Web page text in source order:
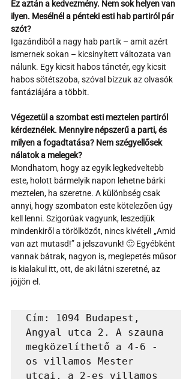
Ez aztán a kedvezmény. Nem sok helyen van
ilyen. Mesélnél a pénteki esti hab partiról pár
szót?
Igazándiból a nagy hab partik – amit azért
ismernek sokan – kicsinyített változata van
nálunk. Egy kicsit habos tánctér, egy kicsit
habos sötétszoba, szóval bízzuk az olvasók
fantáziájára a többit.
Végezetül a szombat esti meztelen partiról
kérdeznélek. Mennyire népszerű a parti, és
milyen a fogadtatása? Nem szégyellősek
nálatok a melegek?
Mondhatom, hogy az egyik legkedveltebb
este, holott bármelyik napon lehetne bárki
meztelen, ha szeretne. A különbség csak
annyi, hogy szombaton este kötelezően úgy
kell lenni. Szigorúak vagyunk, leszedjük
mindenkiről a törölközőt, nincs kivétel! „Amid
van azt mutasd!” a jelszavunk! 🙂 Egyébként
vannak bátrak, nagyon is, meglepetés műsor
is kialakul itt, ott, de aki látni szeretné, az
jöjjön el.
Cím: 1094 Budapest,
Angyal utca 2. A szauna
megközelíthető a 4-6 -
os villamos Mester
utcai, a 2-es villamos